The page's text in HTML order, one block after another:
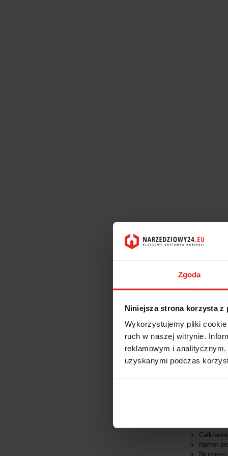
Zgoda
Niniejsza strona korzysta z
Wykorzystujemy pliki
ruch w naszej witrynie.
reklamowym i
uzyskanymi podczas
Klucz
Idealny do
czytelna
Dane
Kod
Numer
Nr